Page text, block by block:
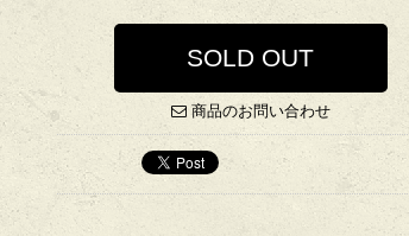
SOLD OUT
商品のお問い合わせ